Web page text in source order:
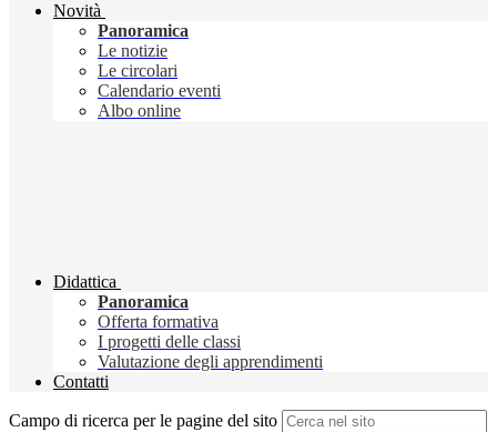
Novità
Panoramica
Le notizie
Le circolari
Calendario eventi
Albo online
Didattica
Panoramica
Offerta formativa
I progetti delle classi
Valutazione degli apprendimenti
Contatti
Campo di ricerca per le pagine del sito